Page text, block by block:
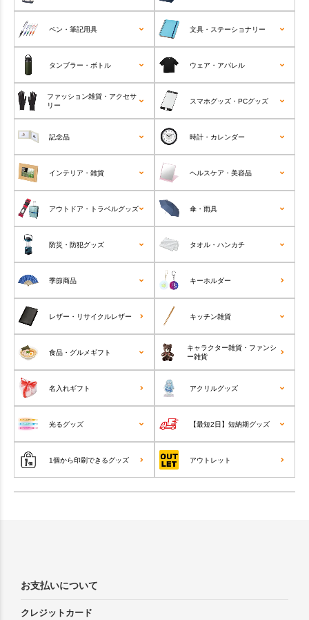
ペン・筆記用具 文具・ステーショナリー
タンブラー・ボトル ウェア・アパレル
ファッション雑貨・アクセサ
リー
スマホグッズ・PCグッズ
記念品 時計・カレンダー
インテリア・雑貨 ヘルスケア・美容品
アウトドア・トラベルグッズ 傘・雨具
防災・防犯グッズ タオル・ハンカチ
季節商品 キーホルダー
レザー・リサイクルレザー キッチン雑貨
食品・グルメギフト
キャラクター雑貨・ファンシ
ー雑貨
名入れギフト アクリルグッズ
光るグッズ 【最短2日】短納期グッズ
1個から印刷できるグッズ アウトレット
お支払いについて
クレジットカード